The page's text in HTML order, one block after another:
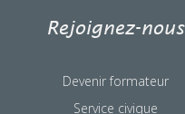
Rejoignez-nous
Devenir formateur
Service civique